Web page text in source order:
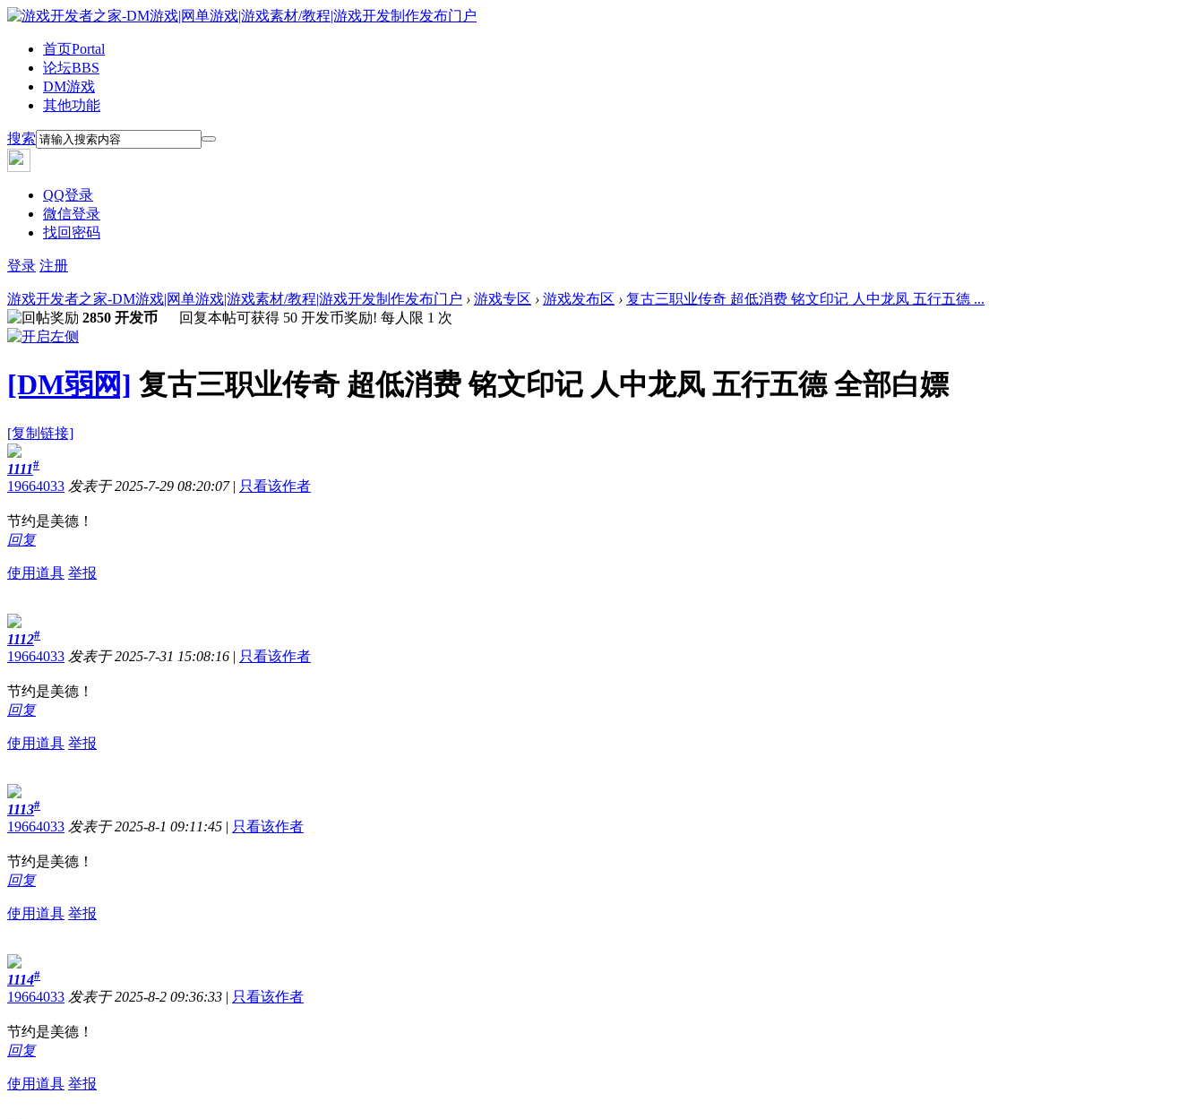
首页Portal
论坛BBS
DM游戏
其他功能
搜索
QQ登录
微信登录
找回密码
登录 注册
游戏开发者之家-DM游戏|网单游戏|游戏素材/教程|游戏开发制作发布门户 › 游戏专区 › 游戏发布区 › 复古三职业传奇 超低消费 铭文印记 人中龙凤 五行五德 ...
2850 开发币 回复本帖可获得 50 开发币奖励! 每人限 1 次
[DM弱网] 复古三职业传奇 超低消费 铭文印记 人中龙凤 五行五德 全部白嫖
[复制链接]
1111#
19664033 发表于 2025-7-29 08:20:07 | 只看该作者
节约是美德！
回复
使用道具 举报
1112#
19664033 发表于 2025-7-31 15:08:16 | 只看该作者
节约是美德！
回复
使用道具 举报
1113#
19664033 发表于 2025-8-1 09:11:45 | 只看该作者
节约是美德！
回复
使用道具 举报
1114#
19664033 发表于 2025-8-2 09:36:33 | 只看该作者
节约是美德！
回复
使用道具 举报